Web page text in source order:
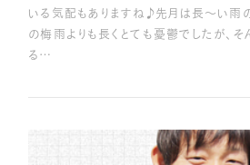
いる気配もありますね♪先月は長～い雨
の梅雨よりも長くとても憂鬱でしたが、
る…